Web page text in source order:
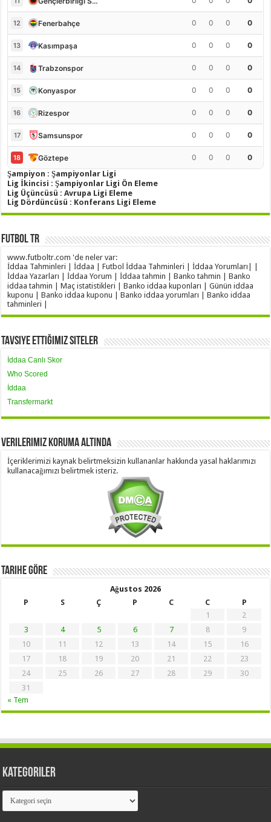
12 Fenerbahçe 0 0 0 0
13 Kasımpaşa 0 0 0 0
14 Trabzonspor 0 0 0 0
15 Konyaspor 0 0 0 0
16 Rizespor 0 0 0 0
17 Samsunspor 0 0 0 0
18 Göztepe 0 0 0
0
Şampiyon : Şampiyonlar Ligi
Lig İkincisi : Şampiyonlar Ligi Ön Eleme
Lig Üçüncüsü : Avrupa Ligi Eleme
Lig Dördüncüsü : Konferans Ligi Eleme
Futbol TR
www.futboltr.com 'de neler var:
İddaa Tahminleri | İddaa | Futbol İddaa Tahminleri | İddaa Yorumları| |
İddaa Yazarları | İddaa Yorum | İddaa tahmin | Banko tahmin | Banko
iddaa tahmin | Maç istatistikleri | Banko iddaa kuponları | Günün iddaa
kuponu | Banko iddaa kuponu | Banko iddaa yorumları | Banko iddaa
tahminleri |
Tavsiye Ettiğimiz Siteler
İddaa Canlı Skor
Who Scored
İddaa
Transfermarkt
Verilerimiz Koruma Altında
İçeriklerimizi kaynak belirtmeksizin kullananlar hakkında yasal haklarımızı
kullanacağımızı belirtmek isteriz.
Tarihe Göre
Ağustos 2026
P
S Ç P C C
P
1
2
3
4 5 6 7 8
9
10
11 12 13 14 15
16
17
18 19 20 21 22
23
24
25 26 27 28 29
30
31
« Tem
Kategoriler
Kategoriler